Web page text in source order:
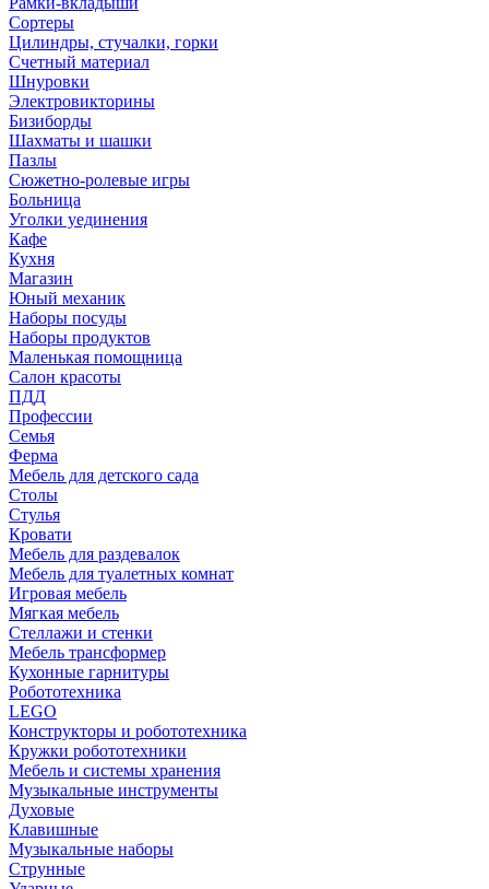
Сортеры
Цилиндры, стучалки, горки
Счетный материал
Шнуровки
Электровикторины
Бизиборды
Шахматы и шашки
Пазлы
Сюжетно-ролевые игры
Больница
Уголки уединения
Кафе
Кухня
Магазин
Юный механик
Наборы посуды
Наборы продуктов
Маленькая помощница
Салон красоты
ПДД
Профессии
Семья
Ферма
Мебель для детского сада
Столы
Cтулья
Кровати
Мебель для раздевалок
Мебель для туалетных комнат
Игровая мебель
Мягкая мебель
Стеллажи и стенки
Мебель трансформер
Кухонные гарнитуры
Робототехника
LEGO
Конструкторы и робототехника
Кружки робототехники
Мебель и системы хранения
Музыкальные инструменты
Духовые
Клавишные
Музыкальные наборы
Струнные